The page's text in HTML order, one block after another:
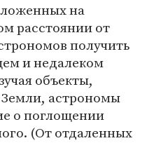
на
расстоянии от
получить
и недалеком
объекты,
астрономы
о поглощении
(От отдаленных